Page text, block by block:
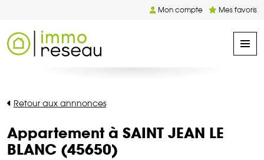
Mon compte Mes favoris
Retour aux annnonces
Appartement à SAINT JEAN LE
BLANC (45650)